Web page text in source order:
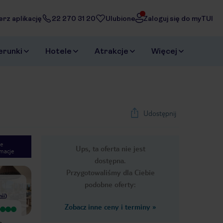
aplikację 22 270 31 20 Ulubione Zaloguj się do myTUI
Hotele Atrakcje Więcej
Udostępnij
Ups, ta oferta nie jest
dostępna.
Przygotowaliśmy dla Ciebie
podobne oferty:
Zobacz inne ceny i terminy »
Next slide
1/26
)
Wyjątkowy